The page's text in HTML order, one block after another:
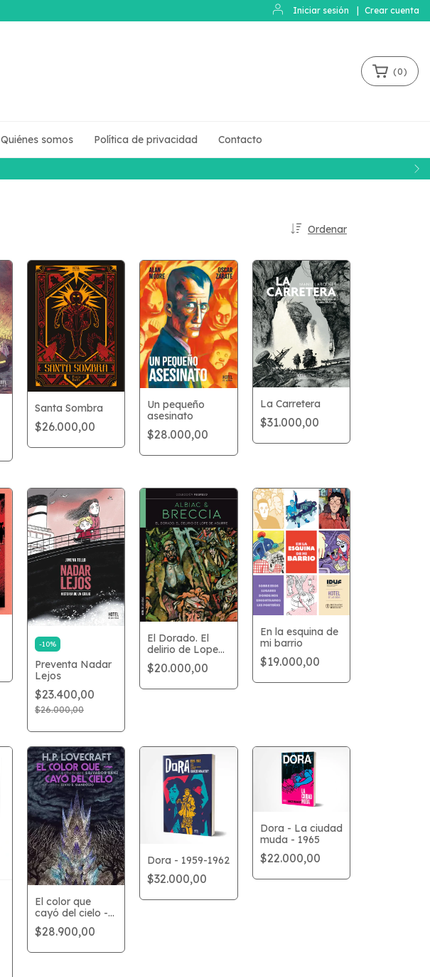
Iniciar sesión Crear cuenta
(0)
Quiénes somos Política de privacidad Contacto
Ordenar
Santa Sombra
$26.000,00
Un pequeño
asesinato
$28.000,00
La Carretera
$31.000,00
-10%
Preventa Nadar
Lejos
$23.400,00
$26.000,00
El Dorado. El
delirio de Lope
de Aguirre
$20.000,00
En la esquina de
mi barrio
$19.000,00
El color que
cayó del cielo -
ilust. Salvador
Sanz
$28.900,00
Dora - 1959-1962
$32.000,00
Dora - La ciudad
muda - 1965
$22.000,00